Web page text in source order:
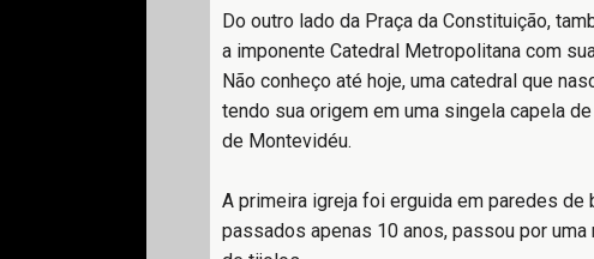
Do outro lado da Praça da Constituição,
a imponente Catedral Metropolitana com
Não conheço até hoje, uma catedral que
tendo sua origem em uma singela capela
de Montevidéu.
A primeira igreja foi erguida em paredes de
passados apenas 10 anos, passou por